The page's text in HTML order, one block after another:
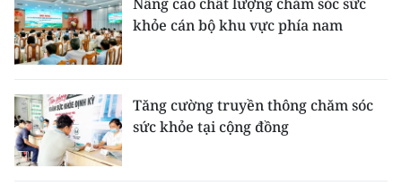
khỏe cán bộ khu vực phía nam
Tăng cường truyền thông chăm sóc
sức khỏe tại cộng đồng